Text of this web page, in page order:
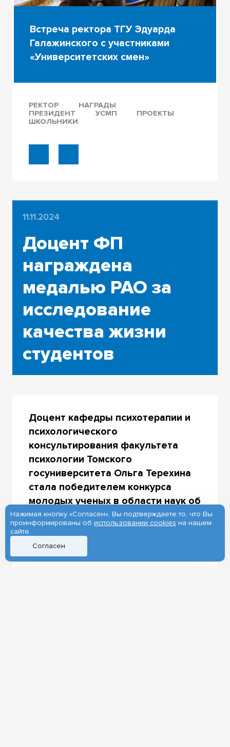
Встреча ректора ТГУ Эдуарда
Галажинского с участниками
«Университетских смен»
РЕКТОР
НАГРАДЫ
ПРЕЗИДЕНТ
УСМП
ПРОЕКТЫ
ШКОЛЬНИКИ
11.11.2024
Доцент ФП
награждена
медалью РАО за
исследование
качества жизни
студентов
Доцент кафедры психотерапии и
психологического
консультирования факультета
психологии Томского
госуниверситета Ольга Терехина
стала победителем конкурса
молодых ученых в области наук об
образовании. Медалью Российской
академии образования сотрудница
ТГУ награждена за исследования
психологических предикторов
Нажимая кнопку «Согласен», Вы подтверждаете то, что Вы
проинформированы об использовании cookies на нашем
сайте.
Согласен